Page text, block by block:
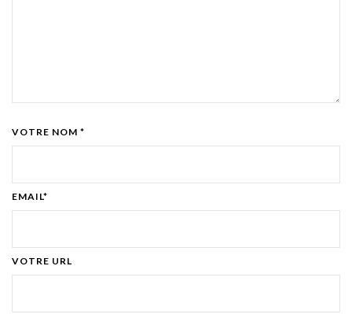
VOTRE NOM *
EMAIL*
VOTRE URL